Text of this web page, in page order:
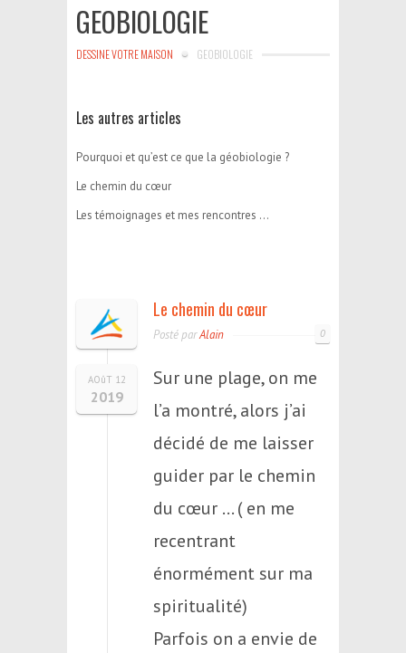
GEOBIOLOGIE
DESSINE VOTRE MAISON GEOBIOLOGIE
Les autres articles
Pourquoi et qu’est ce que la géobiologie ?
Le chemin du cœur
Les témoignages et mes rencontres …
AOûT 12
2019
Le chemin du cœur
Posté parAlain 0
Sur une plage, on me
l’a montré, alors j’ai
décidé de me laisser
guider par le chemin
du cœur … ( en me
recentrant
énormément sur ma
spiritualité)
Parfois on a envie de